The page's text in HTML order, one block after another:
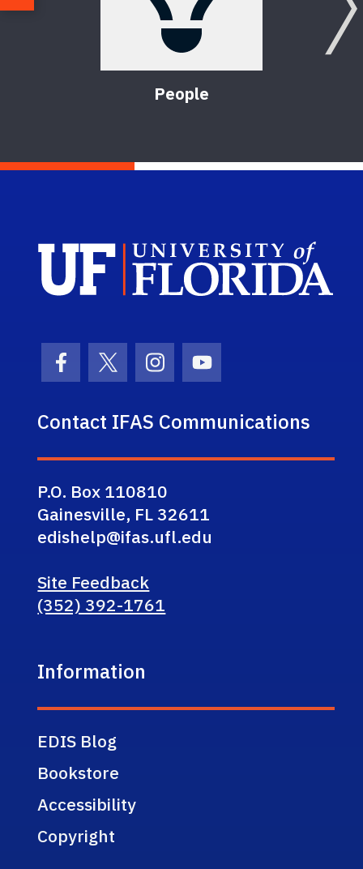
People
Facebook Icon
Twitter IconInstagram Icon
Youtube Icon
Contact IFAS Communications
P.O. Box 110810
Gainesville, FL 32611
edishelp@ifas.ufl.edu
Site Feedback
(352) 392-1761
Information
EDIS Blog
Bookstore
Accessibility
Copyright